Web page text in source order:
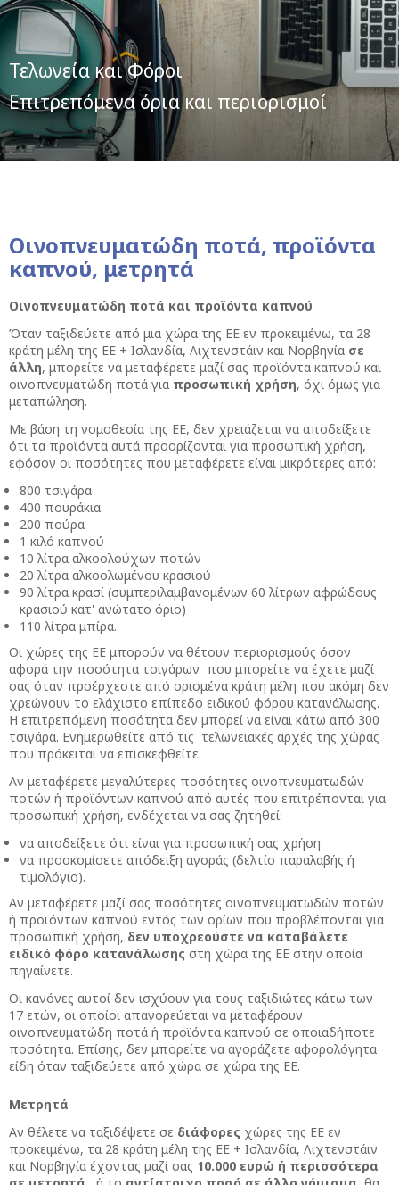
Τελωνεία και Φόροι
Επιτρεπόμενα όρια και περιορισμοί
Οινοπνευματώδη ποτά, προϊόντα
καπνού, μετρητά
Οινοπνευματώδη ποτά και προϊόντα καπνού
Όταν ταξιδεύετε από μια χώρα της ΕΕ εν προκειμένω, τα 28
κράτη μέλη της ΕΕ + Ισλανδία, Λιχτενστάιν και Νορβηγία σε
άλλη, μπορείτε να μεταφέρετε μαζί σας προϊόντα καπνού και
οινοπνευματώδη ποτά για προσωπική χρήση, όχι όμως για
μεταπώληση.
Με βάση τη νομοθεσία της ΕΕ, δεν χρειάζεται να αποδείξετε
ότι τα προϊόντα αυτά προορίζονται για προσωπική χρήση,
εφόσον οι ποσότητες που μεταφέρετε είναι μικρότερες από:
800 τσιγάρα
400 πουράκια
200 πούρα
1 κιλό καπνού
10 λίτρα αλκοολούχων ποτών
20 λίτρα αλκοολωμένου κρασιού
90 λίτρα κρασί (συμπεριλαμβανομένων 60 λίτρων αφρώδους
κρασιού κατ' ανώτατο όριο)
110 λίτρα μπίρα.
Οι χώρες της ΕΕ μπορούν να θέτουν περιορισμούς όσον
αφορά την ποσότητα τσιγάρων που μπορείτε να έχετε μαζί
σας όταν προέρχεστε από ορισμένα κράτη μέλη που ακόμη δεν
χρεώνουν το ελάχιστο επίπεδο ειδικού φόρου κατανάλωσης.
Η επιτρεπόμενη ποσότητα δεν μπορεί να είναι κάτω από 300
τσιγάρα. Ενημερωθείτε από τις τελωνειακές αρχές της χώρας
που πρόκειται να επισκεφθείτε.
Αν μεταφέρετε μεγαλύτερες ποσότητες οινοπνευματωδών
ποτών ή προϊόντων καπνού από αυτές που επιτρέπονται για
προσωπική χρήση, ενδέχεται να σας ζητηθεί:
να αποδείξετε ότι είναι για προσωπική σας χρήση
να προσκομίσετε απόδειξη αγοράς (δελτίο παραλαβής ή
τιμολόγιο).
Αν μεταφέρετε μαζί σας ποσότητες οινοπνευματωδών ποτών
ή προϊόντων καπνού εντός των ορίων που προβλέπονται για
προσωπική χρήση, δεν υποχρεούστε να καταβάλετε
ειδικό φόρο κατανάλωσης στη χώρα της ΕΕ στην οποία
πηγαίνετε.
Οι κανόνες αυτοί δεν ισχύουν για τους ταξιδιώτες κάτω των
17 ετών, οι οποίοι απαγορεύεται να μεταφέρουν
οινοπνευματώδη ποτά ή προϊόντα καπνού σε οποιαδήποτε
ποσότητα. Επίσης, δεν μπορείτε να αγοράζετε αφορολόγητα
είδη όταν ταξιδεύετε από χώρα σε χώρα της ΕΕ.
Μετρητά
Αν θέλετε να ταξιδέψετε σε διάφορες χώρες της ΕΕ εν
προκειμένω, τα 28 κράτη μέλη της ΕΕ + Ισλανδία, Λιχτενστάιν
και Νορβηγία έχοντας μαζί σας 10.000 ευρώ ή περισσότερα